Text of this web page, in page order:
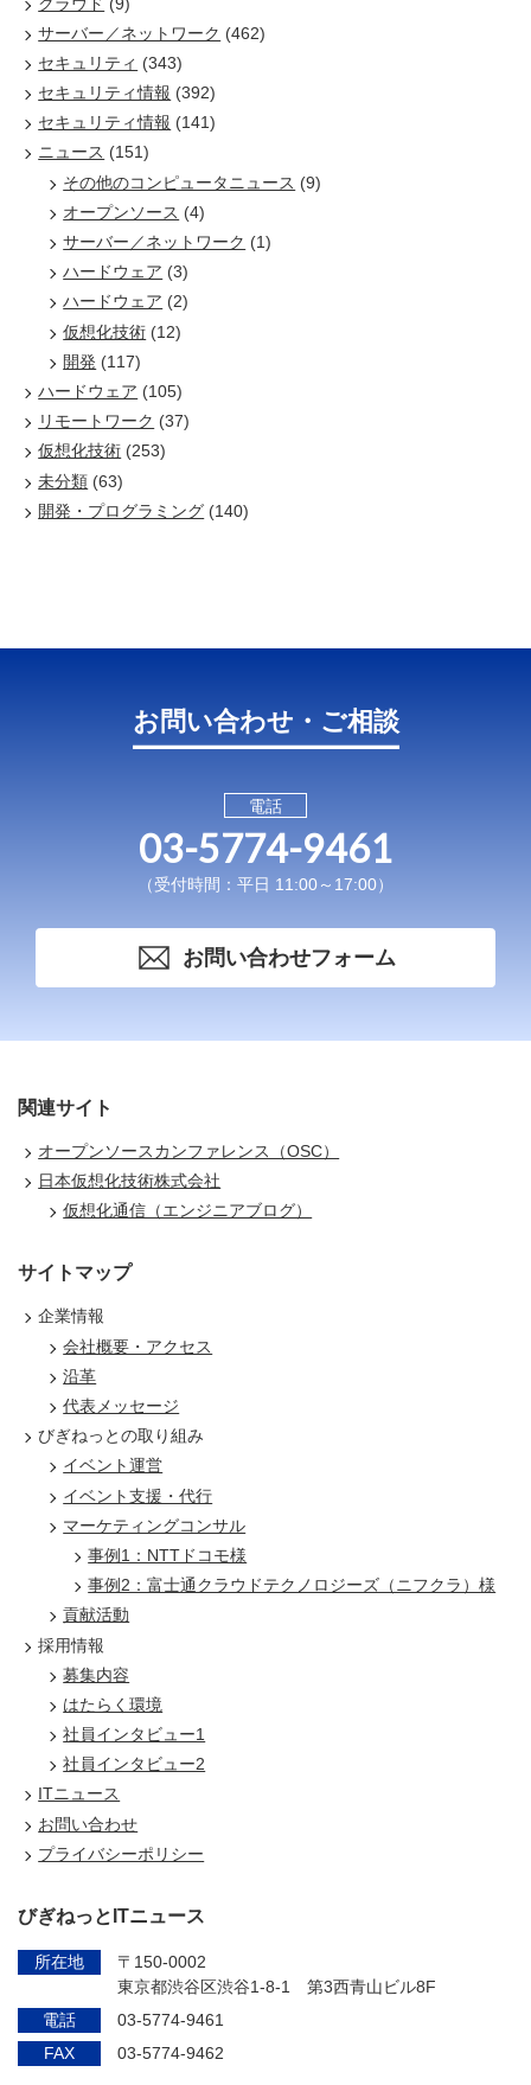
サーバー／ネットワーク (462)
セキュリティ (343)
セキュリティ情報 (392)
セキュリティ情報 (141)
ニュース (151)
その他のコンピュータニュース (9)
オープンソース (4)
サーバー／ネットワーク (1)
ハードウェア (3)
ハードウェア (2)
仮想化技術 (12)
開発 (117)
ハードウェア (105)
リモートワーク (37)
仮想化技術 (253)
未分類 (63)
開発・プログラミング (140)
お問い合わせ・ご相談
電話
03-5774-9461
（受付時間：平日 11:00～17:00）
お問い合わせフォーム
関連サイト
オープンソースカンファレンス（OSC）
日本仮想化技術株式会社
仮想化通信（エンジニアブログ）
サイトマップ
企業情報
会社概要・アクセス
沿革
代表メッセージ
びぎねっとの取り組み
イベント運営
イベント支援・代行
マーケティングコンサル
事例1：NTTドコモ様
事例2：富士通クラウドテクノロジーズ（ニフクラ）様
貢献活動
採用情報
募集内容
はたらく環境
社員インタビュー1
社員インタビュー2
ITニュース
お問い合わせ
プライバシーポリシー
びぎねっとITニュース
所在地
〒150-0002
東京都渋谷区渋谷1-8-1 第3西青山ビル8F
電話
03-5774-9461
FAX
03-5774-9462